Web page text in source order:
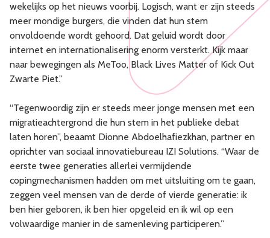
wekelijks op het nieuws voorbij. Logisch, want er zijn steeds
meer mondige burgers, die vinden dat hun stem
onvoldoende wordt gehoord. Dat geluid wordt door
internet en internationalisering enorm versterkt. Kijk maar
naar bewegingen als MeToo, Black Lives Matter of Kick Out
Zwarte Piet.”
“Tegenwoordig zijn er steeds meer jonge mensen met een
migratieachtergrond die hun stem in het publieke debat
laten horen”, beaamt Dionne Abdoelhafiezkhan, partner en
oprichter van sociaal innovatiebureau IZI Solutions. “Waar de
eerste twee generaties allerlei vermijdende
copingmechanismen hadden om met uitsluiting om te gaan,
zeggen veel mensen van de derde of vierde generatie: ik
ben hier geboren, ik ben hier opgeleid en ik wil op een
volwaardige manier in de samenleving participeren.”